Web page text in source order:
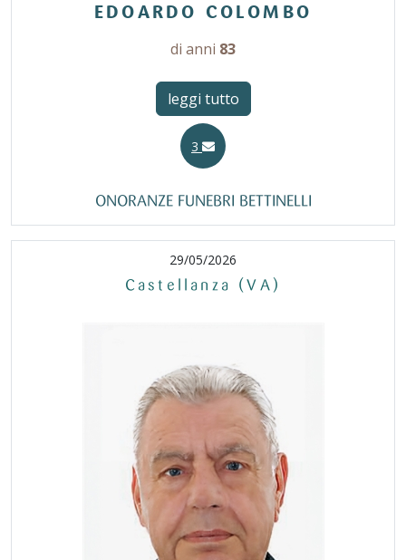
EDOARDO COLOMBO
di anni 83
leggi tutto
3
ONORANZE FUNEBRI BETTINELLI
29/05/2026
Castellanza (VA)